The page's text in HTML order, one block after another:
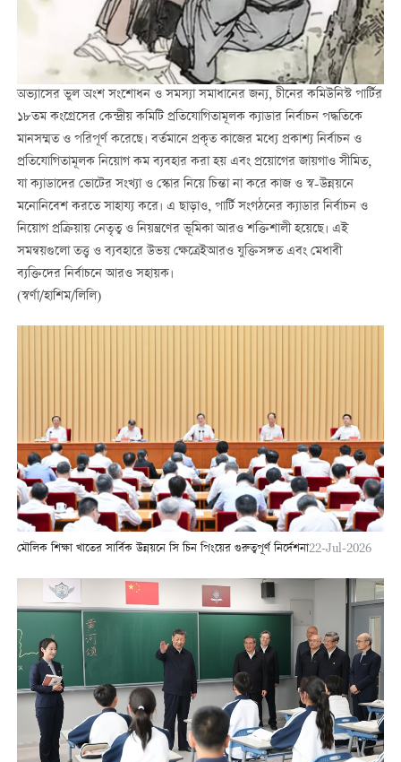
অভ্যাসের ভুল অংশ সংশোধন ও সমস্যা সমাধানের জন্য, চীনের কমিউনিস্ট পার্টির
১৮তম কংগ্রেসের কেন্দ্রীয় কমিটি প্রতিযোগিতামূলক ক্যাডার নির্বাচন পদ্ধতিকে
মানসম্মত ও পরিপূর্ণ করেছে। বর্তমানে প্রকৃত কাজের মধ্যে প্রকাশ্য নির্বাচন ও
প্রতিযোগিতামূলক নিয়োগ কম ব্যবহার করা হয় এবং প্রয়োগের জায়গাও সীমিত,
যা ক্যাডাদের ভোটের সংখ্যা ও স্কোর নিয়ে চিন্তা না করে কাজ ও স্ব-উন্নয়নে
মনোনিবেশ করতে সাহায্য করে। এ ছাড়াও, পার্টি সংগঠনের ক্যাডার নির্বাচন ও
নিয়োগ প্রক্রিয়ায় নেতৃত্ব ও নিয়ন্ত্রণের ভূমিকা আরও শক্তিশালী হয়েছে। এই
সমন্বয়গুলো তত্ত্ব ও ব্যবহারে উভয় ক্ষেত্রেইআরও যুক্তিসঙ্গত এবং মেধাবী
ব্যক্তিদের নির্বাচনে আরও সহায়ক।
(স্বর্ণা/হাশিম/লিলি)
মৌলিক শিক্ষা খাতের সার্বিক উন্নয়নে সি চিন পিংয়ের গুরুত্বপূর্ণ নির্দেশনা22-Jul-2026